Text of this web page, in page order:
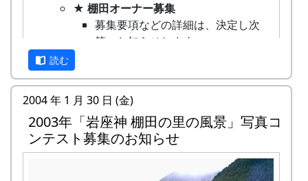
一から十までプロの指導を受け、減農薬栽培
の米づくりを体験できます。
（100平方メートルの収穫収量は玄米で約30
キロです。）清流の里、岩座神地区のコシヒ
カリは特においしいと評判です。
田すき、田ごしらえ、水管理、病害虫対策
（3回程度）、施肥、脱穀、乾燥、籾すりな
どは地元農家で担当します。
実りの時期には、かかしを立てることができ
★ 棚田オーナー募集
募集要項などの詳細は、決定し次
第、お知らせします。
3月7日（日）2004-03-07 宮普請
○ 宮普請
山林整備（枝打ち）。
3月14日（土）2004-03-14 棚田オーナー選考
会
★ 棚田オーナー選考会
読む
2004 年 1 月 30 日 (金)
2003年「岩座神 棚田の里の風景」写真コ
ンテスト募集のお知らせ